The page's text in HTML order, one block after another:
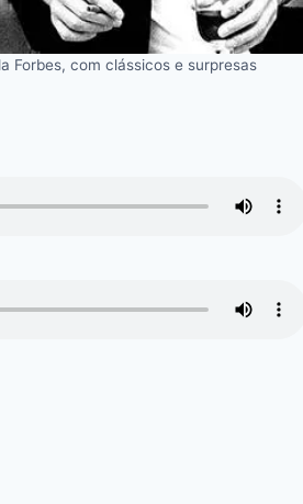
Forbes, com clássicos e surpresas